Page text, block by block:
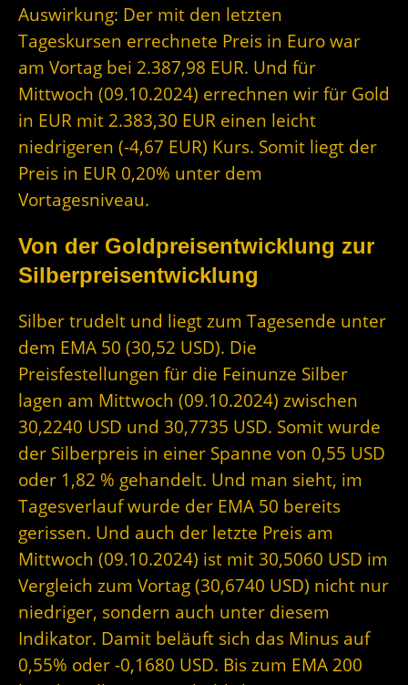
Auswirkung: Der mit den letzten
Tageskursen errechnete Preis in Euro war
am Vortag bei 2.387,98 EUR. Und für
Mittwoch (09.10.2024) errechnen wir für Gold
in EUR mit 2.383,30 EUR einen leicht
niedrigeren (-4,67 EUR) Kurs. Somit liegt der
Preis in EUR 0,20% unter dem
Vortagesniveau.
Von der Goldpreisentwicklung zur
Silberpreisentwicklung
Silber trudelt und liegt zum Tagesende unter
dem EMA 50 (30,52 USD). Die
Preisfestellungen für die Feinunze Silber
lagen am Mittwoch (09.10.2024) zwischen
30,2240 USD und 30,7735 USD. Somit wurde
der Silberpreis in einer Spanne von 0,55 USD
oder 1,82 % gehandelt. Und man sieht, im
Tagesverlauf wurde der EMA 50 bereits
gerissen. Und auch der letzte Preis am
Mittwoch (09.10.2024) ist mit 30,5060 USD im
Vergleich zum Vortag (30,6740 USD) nicht nur
niedriger, sondern auch unter diesem
Indikator. Damit beläuft sich das Minus auf
0,55% oder -0,1680 USD. Bis zum EMA 200